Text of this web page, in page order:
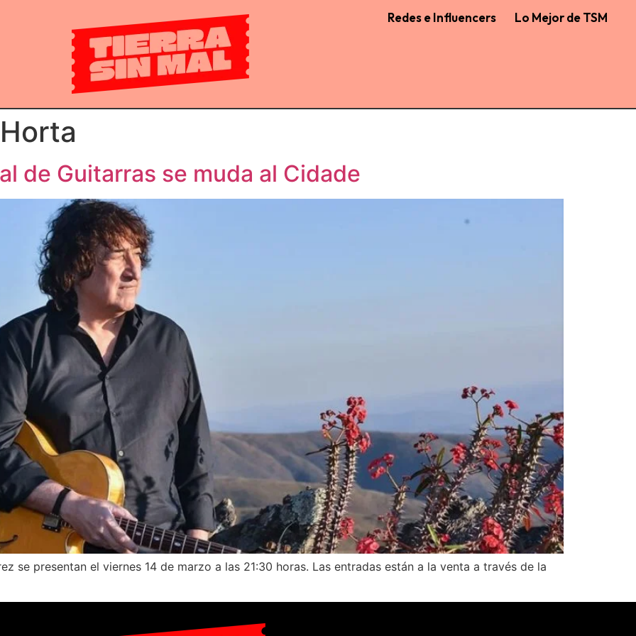
Redes e Influencers Lo Mejor de TSM
de Guitarras se muda al Cidade
se presentan el viernes 14 de marzo a las 21:30 horas. Las entradas están a la venta a través de la